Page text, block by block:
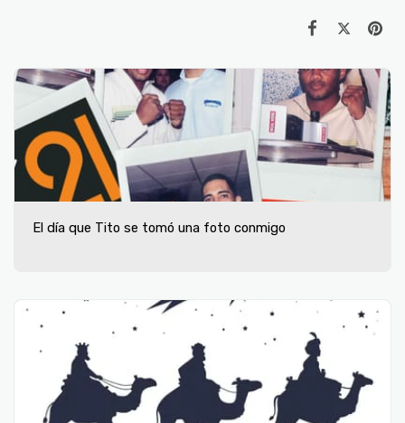
El día que Tito se tomó una foto conmigo